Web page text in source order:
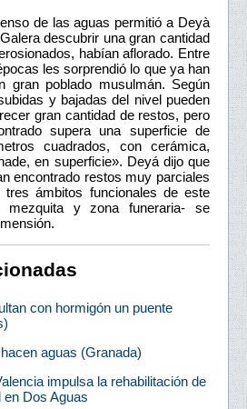
de las aguas permitió a Deyà
descubrir una gran cantidad
habían aflorado. Entre
les sorprendió lo que ya han
gran poblado musulmán. Según
y bajadas del nivel pueden
gran cantidad de restos, pero
supera una superficie de
cuadrados, con cerámica,
en superficie». Deyá dijo que
encontrado restos muy parciales
ámbitos funcionales de este
mezquita y zona funeraria- se
con hormigón un puente
aguas (Granada)
impulsa la rehabilitación de
en Dos Aguas